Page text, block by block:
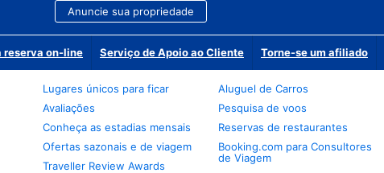
Anuncie sua propriedade
reserva on-line Serviço de Apoio ao Cliente Torne-se um afiliado
Lugares únicos para ficar
Avaliações
Conheça as estadias mensais
Ofertas sazonais e de viagem
Traveller Review Awards
Aluguel de Carros
Pesquisa de voos
Reservas de restaurantes
Booking.com para Consultores
de Viagem